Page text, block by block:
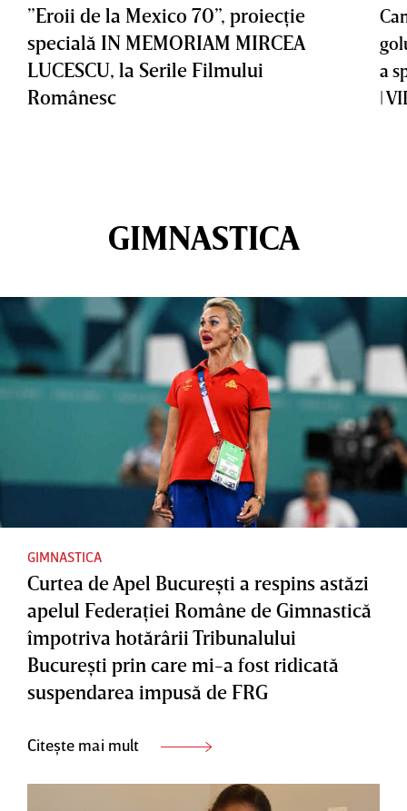
”Eroii de la Mexico 70”, proiecţie
specială IN MEMORIAM MIRCEA
LUCESCU, la Serile Filmului
Românesc
a
|
GIMNASTICA
GIMNASTICA
Curtea de Apel Bucureşti a respins astăzi
apelul Federaţiei Române de Gimnastică
împotriva hotărârii Tribunalului
Bucureşti prin care mi-a fost ridicată
suspendarea impusă de FRG
Citește mai mult